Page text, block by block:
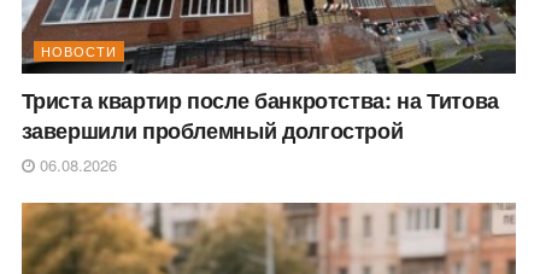
НОВОСТИ
Триста квартир после банкротства: на Титова
завершили проблемный долгострой
06.08.2026